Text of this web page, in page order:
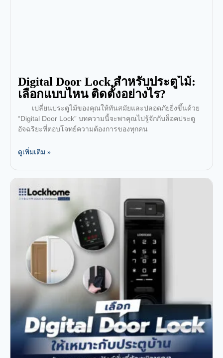
Digital Door Lock สำหรับประตูไม้:
เลือกแบบไหน ติดตั้งอย่างไร?
เปลี่ยนประตูไม้ของคุณให้ทันสมัยและปลอดภัยยิ่งขึ้นด้วย
“Digital Door Lock” บทความนี้จะพาคุณไปรู้จักกับล็อคประตู
อัจฉริยะที่ตอบโจทย์ความต้องการของทุกคน
ดูเพิ่มเติม »